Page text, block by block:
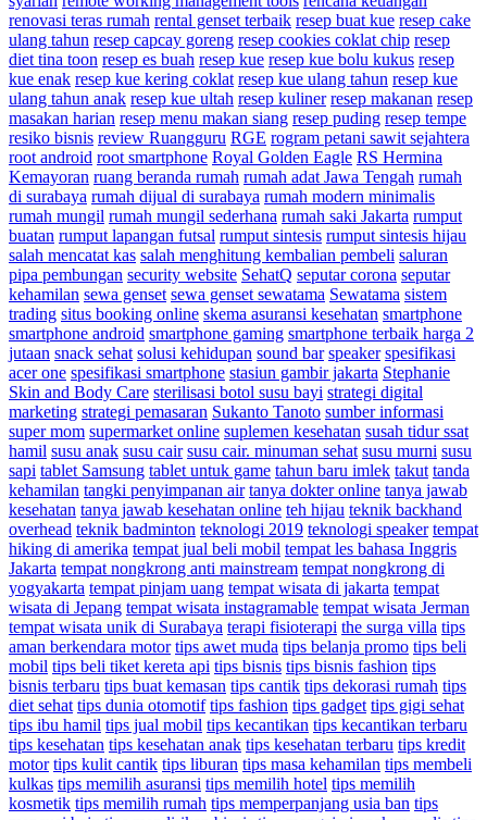
renovasi teras rumah rental genset terbaik resep buat kue resep cake
ulang tahun resep capcay goreng resep cookies coklat chip resep
diet tina toon resep es buah resep kue resep kue bolu kukus resep
kue enak resep kue kering coklat resep kue ulang tahun resep kue
ulang tahun anak resep kue ultah resep kuliner resep makanan resep
masakan harian resep menu makan siang resep puding resep tempe
resiko bisnis review Ruangguru RGE rogram petani sawit sejahtera
root android root smartphone Royal Golden Eagle RS Hermina
Kemayoran ruang beranda rumah rumah adat Jawa Tengah rumah
di surabaya rumah dijual di surabaya rumah modern minimalis
rumah mungil rumah mungil sederhana rumah saki Jakarta rumput
buatan rumput lapangan futsal rumput sintesis rumput sintesis hijau
salah mencatat kas salah menghitung kembalian pembeli saluran
pipa pembungan security website SehatQ seputar corona seputar
kehamilan sewa genset sewa genset sewatama Sewatama sistem
trading situs booking online skema asuransi kesehatan smartphone
smartphone android smartphone gaming smartphone terbaik harga 2
jutaan snack sehat solusi kehidupan sound bar speaker spesifikasi
acer one spesifikasi smartphone stasiun gambir jakarta Stephanie
Skin and Body Care sterilisasi botol susu bayi strategi digital
marketing strategi pemasaran Sukanto Tanoto sumber informasi
super mom supermarket online suplemen kesehatan susah tidur ssat
hamil susu anak susu cair susu cair. minuman sehat susu murni susu
sapi tablet Samsung tablet untuk game tahun baru imlek takut tanda
kehamilan tangki penyimpanan air tanya dokter online tanya jawab
kesehatan tanya jawab kesehatan online teh hijau teknik backhand
overhead teknik badminton teknologi 2019 teknologi speaker tempat
hiking di amerika tempat jual beli mobil tempat les bahasa Inggris
Jakarta tempat nongkrong anti mainstream tempat nongkrong di
yogyakarta tempat pinjam uang tempat wisata di jakarta tempat
wisata di Jepang tempat wisata instagramable tempat wisata Jerman
tempat wisata unik di Surabaya terapi fisioterapi the surga villa tips
aman berkendara motor tips awet muda tips belanja promo tips beli
mobil tips beli tiket kereta api tips bisnis tips bisnis fashion tips
bisnis terbaru tips buat kemasan tips cantik tips dekorasi rumah tips
diet sehat tips dunia otomotif tips fashion tips gadget tips gigi sehat
tips ibu hamil tips jual mobil tips kecantikan tips kecantikan terbaru
tips kesehatan tips kesehatan anak tips kesehatan terbaru tips kredit
motor tips kulit cantik tips liburan tips masa kehamilan tips membeli
kulkas tips memilih asuransi tips memilih hotel tips memilih
kosmetik tips memilih rumah tips memperpanjang usia ban tips